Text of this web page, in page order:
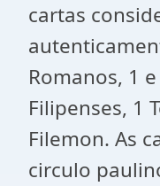
cartas
Romanos, 1
Filipenses, 1
Filemon. As
circulo